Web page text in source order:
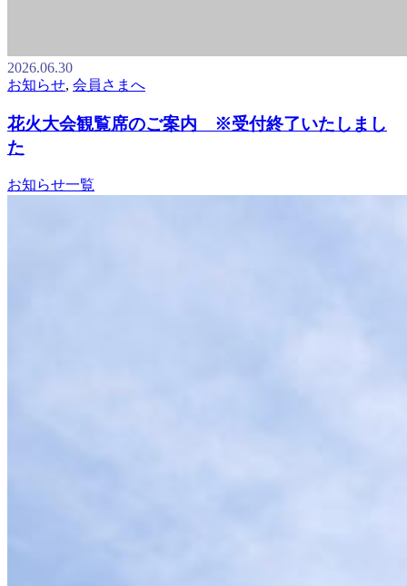
2026.06.30
お知らせ, 会員さまへ
花火大会観覧席のご案内 ※受付終了いたしまし
た
お知らせ一覧